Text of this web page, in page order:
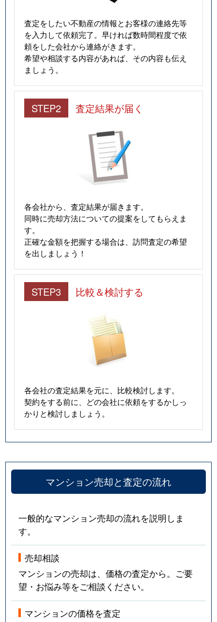
査定をしたい不動産の情報とお客様の連絡先等
を入力して依頼完了。早ければ数時間程度で依
頼をした会社から連絡がきます。
希望や相談する内容があれば、その内容も伝え
ましょう。
STEP2 査定結果が届く
各会社から、査定結果が届きます。
同時に売却方法についての提案をしてもらえま
す。
正確な金額を把握する場合は、訪問査定の希望
を出しましょう！
STEP3 比較＆検討する
各会社の査定結果を元に、比較検討します。
契約をする前に、どの会社に依頼をするかしっ
かりと検討しましょう。
マンション売却と査定の流れ
一般的なマンション売却の流れを説明しま
す。
売却相談
マンションの売却は、価格の査定から。ご要
望・お悩み等をご相談ください。
マンションの価格を査定